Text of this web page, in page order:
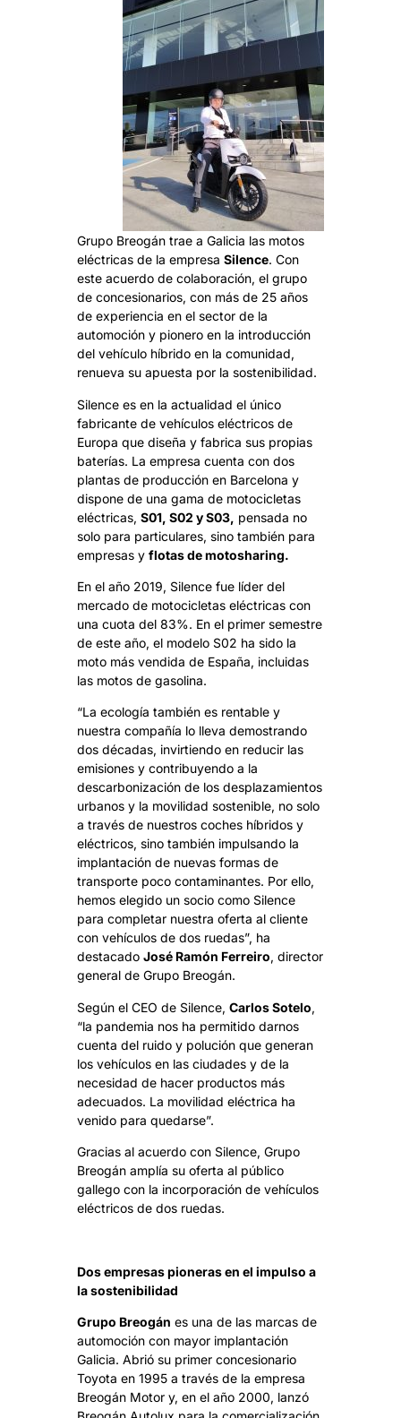
Grupo Breogán trae a Galicia las motos
eléctricas de la empresa Silence. Con
este acuerdo de colaboración, el grupo
de concesionarios, con más de 25 años
de experiencia en el sector de la
automoción y pionero en la introducción
del vehículo híbrido en la comunidad,
renueva su apuesta por la sostenibilidad.
Silence es en la actualidad el único
fabricante de vehículos eléctricos de
Europa que diseña y fabrica sus propias
baterías. La empresa cuenta con dos
plantas de producción en Barcelona y
dispone de una gama de motocicletas
eléctricas, S01, S02 y S03, pensada no
solo para particulares, sino también para
empresas y flotas de motosharing.
En el año 2019, Silence fue líder del
mercado de motocicletas eléctricas con
una cuota del 83%. En el primer semestre
de este año, el modelo S02 ha sido la
moto más vendida de España, incluidas
las motos de gasolina.
“La ecología también es rentable y
nuestra compañía lo lleva demostrando
dos décadas, invirtiendo en reducir las
emisiones y contribuyendo a la
descarbonización de los desplazamientos
urbanos y la movilidad sostenible, no solo
a través de nuestros coches híbridos y
eléctricos, sino también impulsando la
implantación de nuevas formas de
transporte poco contaminantes. Por ello,
hemos elegido un socio como Silence
para completar nuestra oferta al cliente
con vehículos de dos ruedas”, ha
destacado José Ramón Ferreiro, director
general de Grupo Breogán.
Según el CEO de Silence, Carlos Sotelo,
“la pandemia nos ha permitido darnos
cuenta del ruido y polución que generan
los vehículos en las ciudades y de la
necesidad de hacer productos más
adecuados. La movilidad eléctrica ha
venido para quedarse”.
Gracias al acuerdo con Silence, Grupo
Breogán amplía su oferta al público
gallego con la incorporación de vehículos
eléctricos de dos ruedas.
Dos empresas pioneras en el impulso a
la sostenibilidad
Grupo Breogán es una de las marcas de
automoción con mayor implantación
Galicia. Abrió su primer concesionario
Toyota en 1995 a través de la empresa
Breogán Motor y, en el año 2000, lanzó